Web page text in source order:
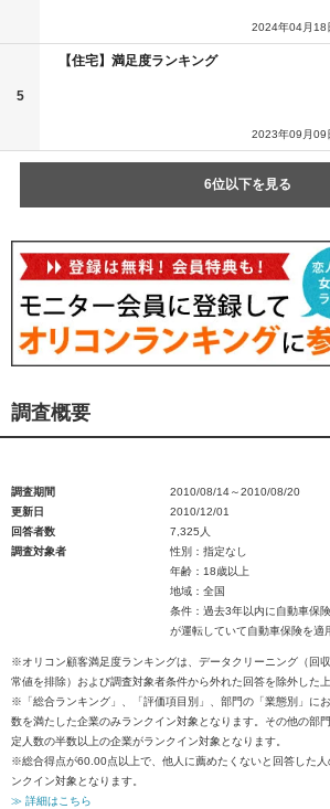
2024年04月18
5
【住宅】満足度ランキング
2023年09月09
6位以下を見る
調査概要
調査期間
2010/08/14～2010/08/20
更新日
2010/12/01
回答者数
7,325人
調査対象者
性別：指定なし
年齢：18歳以上
地域：全国
条件：過去3年以内に自動車保
が運転していて自動車保険を適
※オリコン顧客満足度ランキングは、データクリーニング（回
常値を排除）および調査対象者条件から外れた回答を除外した
※「総合ランキング」、「評価項目別」、部門の「業態別」に
数を満たした企業のみランクイン対象となります。その他の部
定人数の半数以上の企業がランクイン対象となります。
※総合得点が60.00点以上で、他人に薦めたくないと回答した
ンクイン対象となります。
≫ 詳細はこちら